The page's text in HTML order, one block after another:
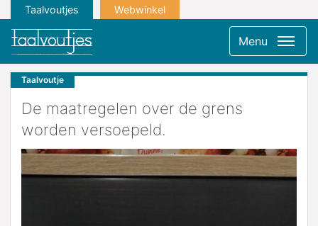
Taalvoutjes Webwinkel
Menu
Taalvoutje
De maatregelen over de grens
worden versoepeld.